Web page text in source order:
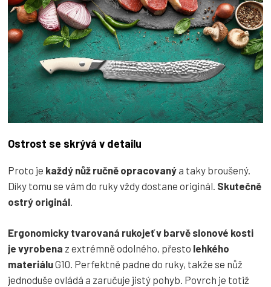
Ostrost se skrývá v detailu
Proto je každý nůž ručně opracovanýa taky broušený.
Díky tomu se vám do ruky vždy dostane originál. Skutečně
ostrý originál.
Ergonomicky tvarovaná rukojeť v barvě slonové kosti
je vyrobena z extrémně odolného, přesto lehkého
materiáluG10. Perfektně padne do ruky, takže se nůž
jednoduše ovládá a zaručuje jistý pohyb. Povrch je totiž